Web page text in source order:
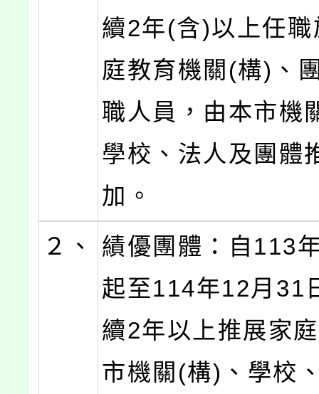
續2年(含)以上任
庭教育機關(構)、
職人員，由本市機
學校、法人及團體
加。
２、
績優團體：自113
起至114年12月31
續2年以上推展家
市機關(構)、學校